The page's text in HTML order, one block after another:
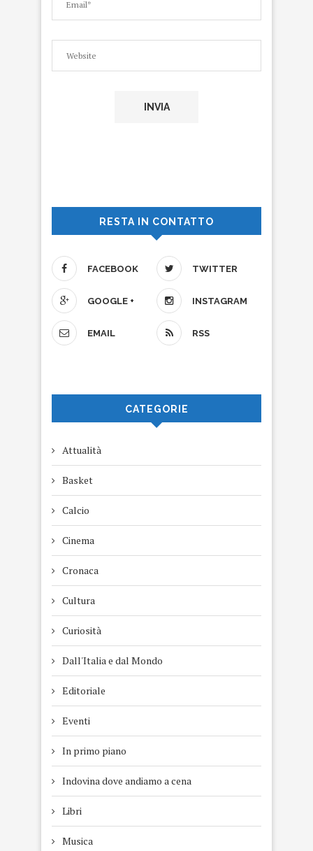
RESTA IN CONTATTO
FACEBOOK TWITTER
GOOGLE + INSTAGRAM
EMAIL RSS
CATEGORIE
Attualità
Basket
Calcio
Cinema
Cronaca
Cultura
Curiosità
Dall'Italia e dal Mondo
Editoriale
Eventi
In primo piano
Indovina dove andiamo a cena
Libri
Musica